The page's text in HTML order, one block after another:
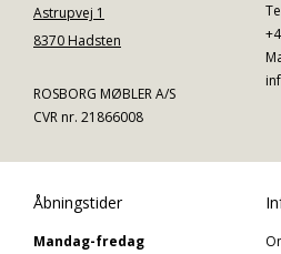
Astrupvej 1
8370 Hadsten
ROSBORG MØBLER A/S
CVR nr. 21866008
Åbningstider
Mandag-fredag